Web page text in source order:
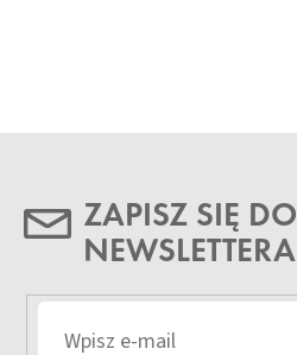
ZAPISZ SIĘ DO
NEWSLETTERA